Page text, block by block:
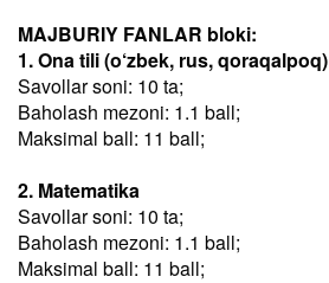
MAJBURIY FANLAR bloki:
1. Ona tili (o‘zbek, rus, qoraqalpoq)
Savollar soni: 10 ta;
Baholash mezoni: 1.1 ball;
Maksimal ball: 11 ball;
2. Matematika
Savollar soni: 10 ta;
Baholash mezoni: 1.1 ball;
Maksimal ball: 11 ball;